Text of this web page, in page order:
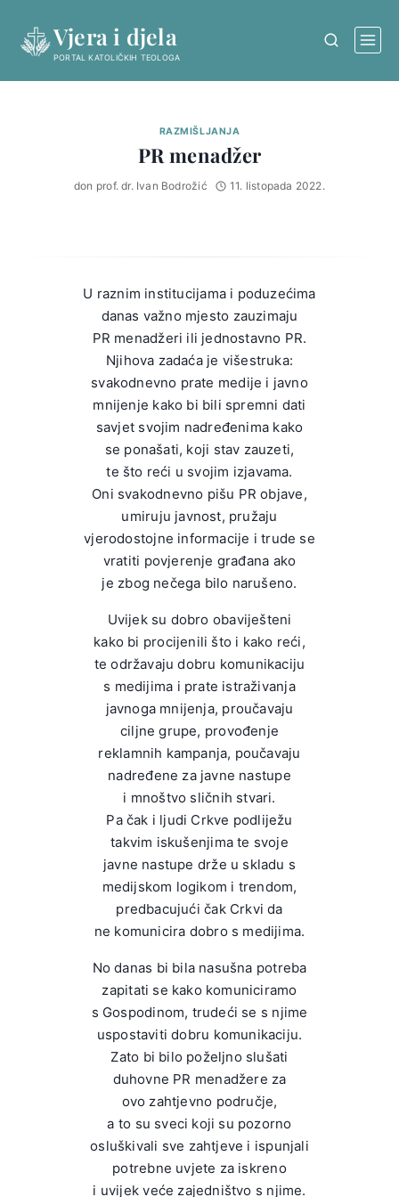
content
Vjera i djela
PORTAL KATOLIČKIH TEOLOGA
RAZMIŠLJANJA
PR menadžer
don prof. dr. Ivan Bodrožić 11. listopada 2022.
U raznim institucijama i poduzećima
danas važno mjesto zauzimaju
PR menadžeri ili jednostavno PR.
Njihova zadaća je višestruka:
svakodnevno prate medije i javno
mnijenje kako bi bili spremni dati
savjet svojim nadređenima kako
se ponašati, koji stav zauzeti,
te što reći u svojim izjavama.
Oni svakodnevno pišu PR objave,
umiruju javnost, pružaju
vjerodostojne informacije i trude se
vratiti povjerenje građana ako
je zbog nečega bilo narušeno.
Uvijek su dobro obaviješteni
kako bi procijenili što i kako reći,
te održavaju dobru komunikaciju
s medijima i prate istraživanja
javnoga mnijenja, proučavaju
ciljne grupe, provođenje
reklamnih kampanja, poučavaju
nadređene za javne nastupe
i mnoštvo sličnih stvari.
Pa čak i ljudi Crkve podliježu
takvim iskušenjima te svoje
javne nastupe drže u skladu s
medijskom logikom i trendom,
predbacujući čak Crkvi da
ne komunicira dobro s medijima.
No danas bi bila nasušna potreba
zapitati se kako komuniciramo
s Gospodinom, trudeći se s njime
uspostaviti dobru komunikaciju.
Zato bi bilo poželjno slušati
duhovne PR menadžere za
ovo zahtjevno područje,
a to su sveci koji su pozorno
osluškivali sve zahtjeve i ispunjali
potrebne uvjete za iskreno
i uvijek veće zajedništvo s njime.